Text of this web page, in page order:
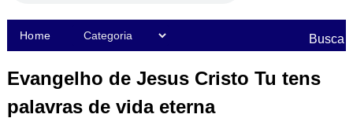
Home Busca
Evangelho de Jesus Cristo Tu tens
palavras de vida eterna